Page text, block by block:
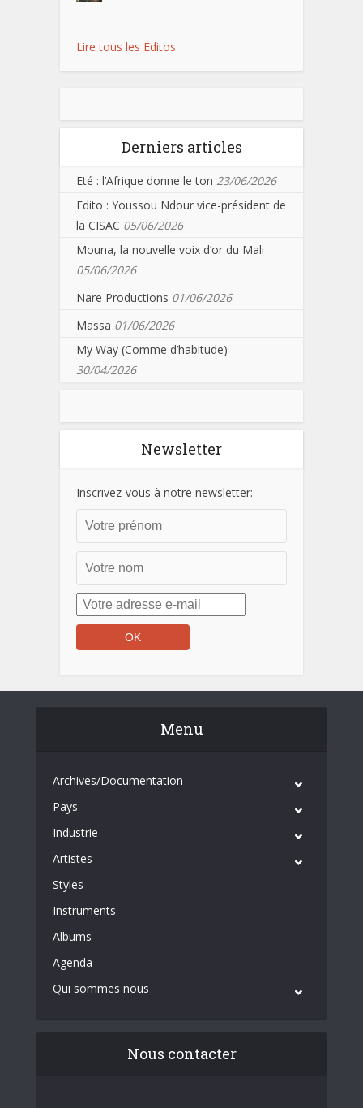
Lire tous les Editos
Derniers articles
Eté : l’Afrique donne le ton 23/06/2026
Edito : Youssou Ndour vice-président de
la CISAC 05/06/2026
Mouna, la nouvelle voix d’or du Mali
05/06/2026
Nare Productions 01/06/2026
Massa 01/06/2026
My Way (Comme d’habitude)
30/04/2026
Newsletter
Inscrivez-vous à notre newsletter:
Menu
Archives/Documentation
Pays
Industrie
Artistes
Styles
Instruments
Albums
Agenda
Qui sommes nous
Nous contacter